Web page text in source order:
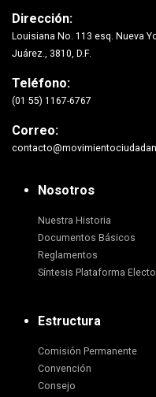
Dirección:
Louisiana No. 113 esq. Nueva
Juárez., 3810, D.F.
Teléfono:
(01 55) 1167-6767
Correo:
Nosotros
Nuestra Historia
Documentos Básicos
Reglamentos
Síntesis Plataforma
Estructura
Comisión Permanente
Convención
Consejo